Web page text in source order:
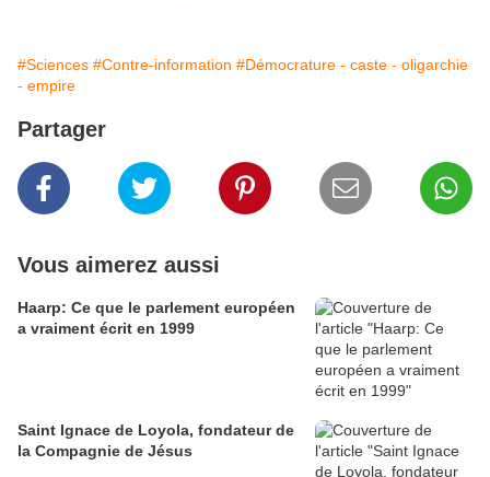
#Sciences #Contre-information #Démocrature - caste - oligarchie
- empire
Partager
Vous aimerez aussi
Haarp: Ce que le parlement européen
a vraiment écrit en 1999
Saint Ignace de Loyola, fondateur de
la Compagnie de Jésus